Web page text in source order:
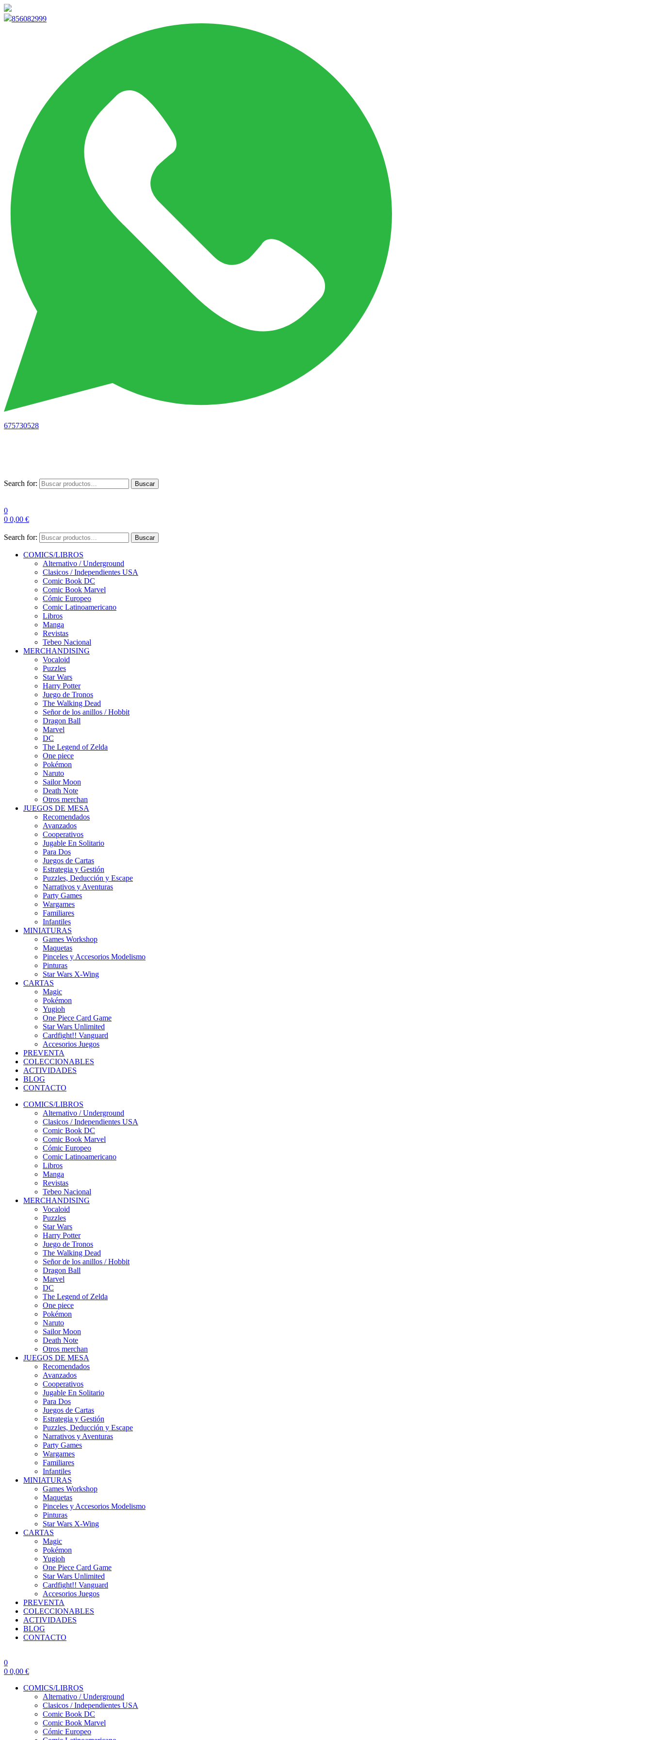
856082999
675730528
Search for: Buscar
0
0 0,00 €
Search for: Buscar
COMICS/LIBROS
Alternativo / Underground
Clasicos / Independientes USA
Comic Book DC
Comic Book Marvel
Cómic Europeo
Comic Latinoamericano
Libros
Manga
Revistas
Tebeo Nacional
MERCHANDISING
Vocaloid
Puzzles
Star Wars
Harry Potter
Juego de Tronos
The Walking Dead
Señor de los anillos / Hobbit
Dragon Ball
Marvel
DC
The Legend of Zelda
One piece
Pokémon
Naruto
Sailor Moon
Death Note
Otros merchan
JUEGOS DE MESA
Recomendados
Avanzados
Cooperativos
Jugable En Solitario
Para Dos
Juegos de Cartas
Estrategia y Gestión
Puzzles, Deducción y Escape
Narrativos y Aventuras
Party Games
Wargames
Familiares
Infantiles
MINIATURAS
Games Workshop
Maquetas
Pinceles y Accesorios Modelismo
Pinturas
Star Wars X-Wing
CARTAS
Magic
Pokémon
Yugioh
One Piece Card Game
Star Wars Unlimited
Cardfight!! Vanguard
Accesorios Juegos
PREVENTA
COLECCIONABLES
ACTIVIDADES
BLOG
CONTACTO
COMICS/LIBROS
Alternativo / Underground
Clasicos / Independientes USA
Comic Book DC
Comic Book Marvel
Cómic Europeo
Comic Latinoamericano
Libros
Manga
Revistas
Tebeo Nacional
MERCHANDISING
Vocaloid
Puzzles
Star Wars
Harry Potter
Juego de Tronos
The Walking Dead
Señor de los anillos / Hobbit
Dragon Ball
Marvel
DC
The Legend of Zelda
One piece
Pokémon
Naruto
Sailor Moon
Death Note
Otros merchan
JUEGOS DE MESA
Recomendados
Avanzados
Cooperativos
Jugable En Solitario
Para Dos
Juegos de Cartas
Estrategia y Gestión
Puzzles, Deducción y Escape
Narrativos y Aventuras
Party Games
Wargames
Familiares
Infantiles
MINIATURAS
Games Workshop
Maquetas
Pinceles y Accesorios Modelismo
Pinturas
Star Wars X-Wing
CARTAS
Magic
Pokémon
Yugioh
One Piece Card Game
Star Wars Unlimited
Cardfight!! Vanguard
Accesorios Juegos
PREVENTA
COLECCIONABLES
ACTIVIDADES
BLOG
CONTACTO
0
0 0,00 €
COMICS/LIBROS
Alternativo / Underground
Clasicos / Independientes USA
Comic Book DC
Comic Book Marvel
Cómic Europeo